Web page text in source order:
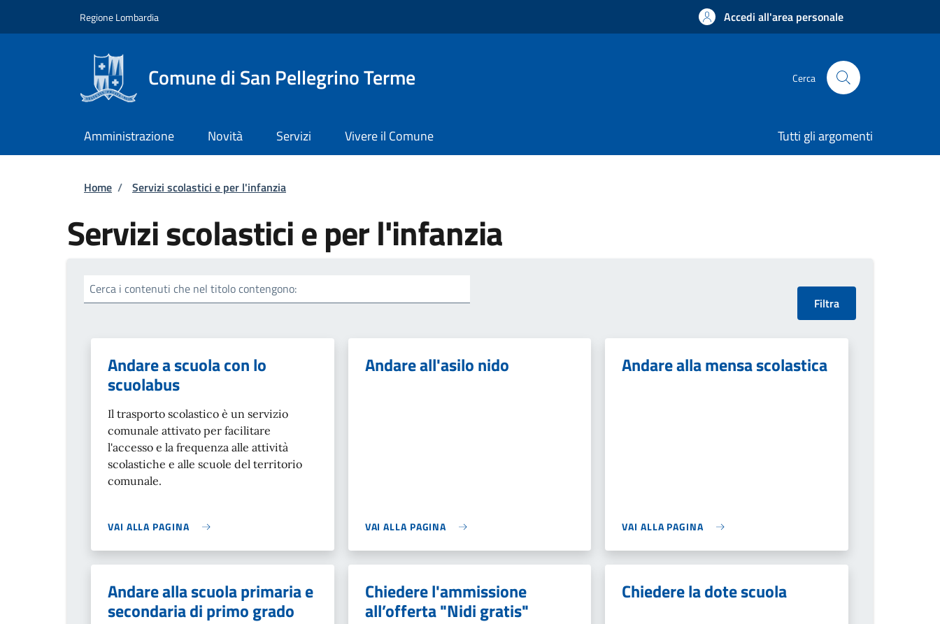
Regione Lombardia Accedi all'area personale
Comune di San Pellegrino Terme Cerca
Amministrazione Novità Servizi Vivere il Comune Tutti gli argomenti
Briciole di pane
Home / Servizi scolastici e per l'infanzia
Servizi scolastici e per l'infanzia
Cerca i contenuti che nel titolo contengono:
Andare a scuola con lo
scuolabus
Il trasporto scolastico è un servizio
comunale attivato per facilitare
l'accesso e la frequenza alle attività
scolastiche e alle scuole del territorio
comunale.
VAI ALLA PAGINA
Andare all'asilo nido
VAI ALLA PAGINA
Andare alla mensa scolastica
VAI ALLA PAGINA
Andare alla scuola primaria e
secondaria di primo grado
Chiedere l'ammissione
all’offerta "Nidi gratis"
Chiedere la dote scuola